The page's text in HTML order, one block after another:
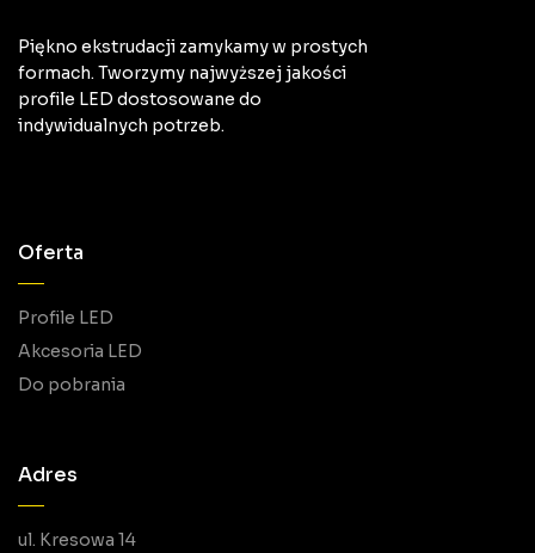
Piękno ekstrudacji zamykamy w prostych
formach. Tworzymy najwyższej jakości
profile LED dostosowane do
indywidualnych potrzeb.
Oferta
Profile LED
Akcesoria LED
Do pobrania
Adres
ul. Kresowa 14